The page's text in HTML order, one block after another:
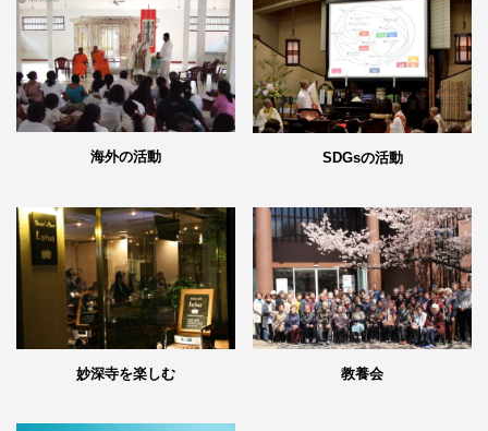
海外の活動 SDGsの活動
妙深寺を楽しむ 教養会